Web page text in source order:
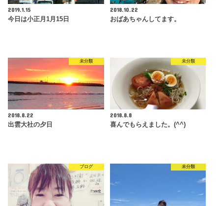
2019.1.15
今日は小正月1月15日
2018.10.22
おばあちゃんしてます。
未分類
2018.8.22
出雲大社の夕日
未分類
2018.8.8
喜んでもらえました。(^^)
ブログ 未分類